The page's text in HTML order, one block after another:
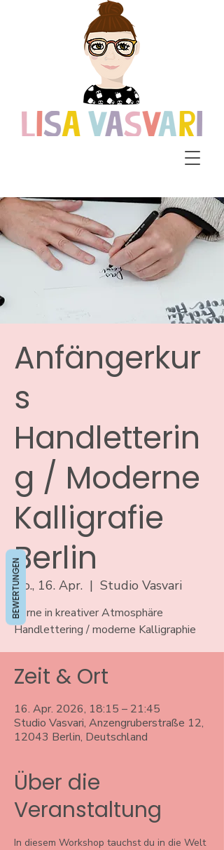
Anfängerkur
s
Handletterin
g / Moderne
Kalligrafie
Berlin
Do., 16. Apr.
  |
Studio Vasvari
Lerne in kreativer Atmosphäre
Handlettering / moderne Kalligraphie
Zeit & Ort
16. Apr. 2026, 18:15 – 21:45
Studio Vasvari, Anzengruberstraße 12,
12043 Berlin, Deutschland
Über die
Veranstaltung
In diesem Workshop tauchst du in die Welt
BEWERTUNGEN